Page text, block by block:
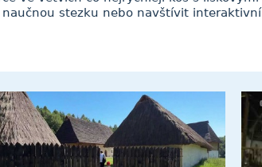
stezku nebo navštívit interaktivní